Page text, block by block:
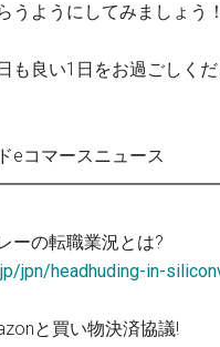
うようにしてみましょう！
も良い1日をお過ごしく
コマースニュース
ーの転職業況とは?
jpn/headhuding-in-
と買い物決済協議!